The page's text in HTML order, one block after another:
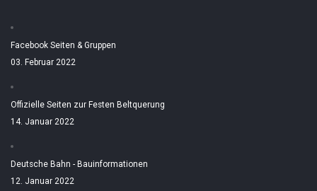
Facebook Seiten & Gruppen
03. Februar 2022
Offizielle Seiten zur Festen Beltquerung
14. Januar 2022
Deutsche Bahn - Bauinformationen
12. Januar 2022